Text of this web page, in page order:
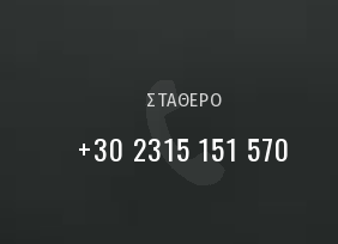
ΣΤΑΘΕΡΟ
+30 2315 151 570